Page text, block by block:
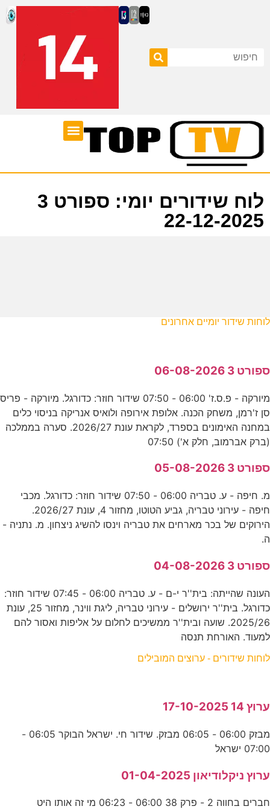
לוח שידורים יומי: ספורט 3
22-12-2025
לוחות שידור יומיים אחרונים
ספורט 3 06-08-2026
מיורקה - פ.ס.ז' 06:00 - 07:50 שידור חוזר: כדורגל. מיורקה - פריס
סן ז'רמן, משחק הכנה. אלופת אירופה ולואיס אנריקה בניסוי כלים
במחנה האימונים בספרד, לקראת עונת 2026/27. סערה בממלכה
(ברק אברמוב, חלק א') 07:50
ספורט 3 05-08-2026
מ. חיפה - ע. טבריה 06:00 - 07:50 שידור חוזר: כדורגל. מכבי
חיפה - עירוני טבריה, גביע הטוטו, מחזור 4, עונת 2026/27.
הירוקים של בכר מארחים את טבריה וינסו להשיג ניצחון. מ. נתניה -
ה.
ספורט 3 04-08-2026
העונה שהייתה: בית''ר י-ם - ע. טבריה 06:00 - 07:45 שידור חוזר:
כדורגל. בית''ר ירושלים - עירוני טבריה, ליגת ווינר, מחזור 25, עונת
2025/26. שועה ובית''ר ממשיכים לחלום על אליפות ואסור להם
למעוד. האורחת תנסה
לוחות שידורים - ערוצים המובילים
ערוץ 14 17-10-2025
מבזק 06:00 - 06:05 מבזק. שידור חי. ישראל הבוקר 06:05 -
07:00 ישראל
ערוץ ניקלודיאון 01-04-2025
חברים בחווה 2 - פרק 38 06:00 - 06:23 מי זה אותו היט